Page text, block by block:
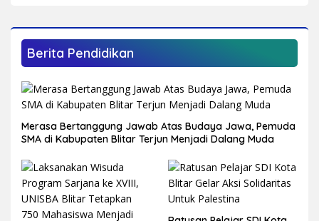
Berita Pendidikan
Merasa Bertanggung Jawab Atas Budaya Jawa, Pemuda
SMA di Kabupaten Blitar Terjun Menjadi Dalang Muda